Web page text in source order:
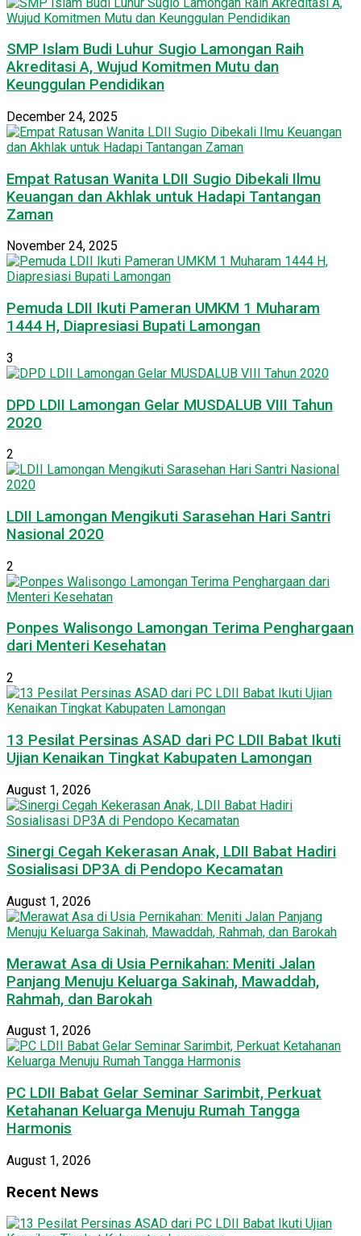
SMP Islam Budi Luhur Sugio Lamongan Raih
Akreditasi A, Wujud Komitmen Mutu dan
Keunggulan Pendidikan
December 24, 2025
Empat Ratusan Wanita LDII Sugio Dibekali Ilmu
Keuangan dan Akhlak untuk Hadapi Tantangan
Zaman
November 24, 2025
Pemuda LDII Ikuti Pameran UMKM 1 Muharam
1444 H, Diapresiasi Bupati Lamongan
3
DPD LDII Lamongan Gelar MUSDALUB VIII Tahun
2020
2
LDII Lamongan Mengikuti Sarasehan Hari Santri
Nasional 2020
2
Ponpes Walisongo Lamongan Terima Penghargaan
dari Menteri Kesehatan
2
13 Pesilat Persinas ASAD dari PC LDII Babat Ikuti
Ujian Kenaikan Tingkat Kabupaten Lamongan
August 1, 2026
Sinergi Cegah Kekerasan Anak, LDII Babat Hadiri
Sosialisasi DP3A di Pendopo Kecamatan
August 1, 2026
Merawat Asa di Usia Pernikahan: Meniti Jalan
Panjang Menuju Keluarga Sakinah, Mawaddah,
Rahmah, dan Barokah
August 1, 2026
PC LDII Babat Gelar Seminar Sarimbit, Perkuat
Ketahanan Keluarga Menuju Rumah Tangga
Harmonis
August 1, 2026
Recent News